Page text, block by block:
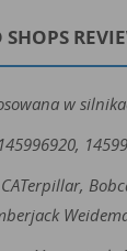
SHOPS
w